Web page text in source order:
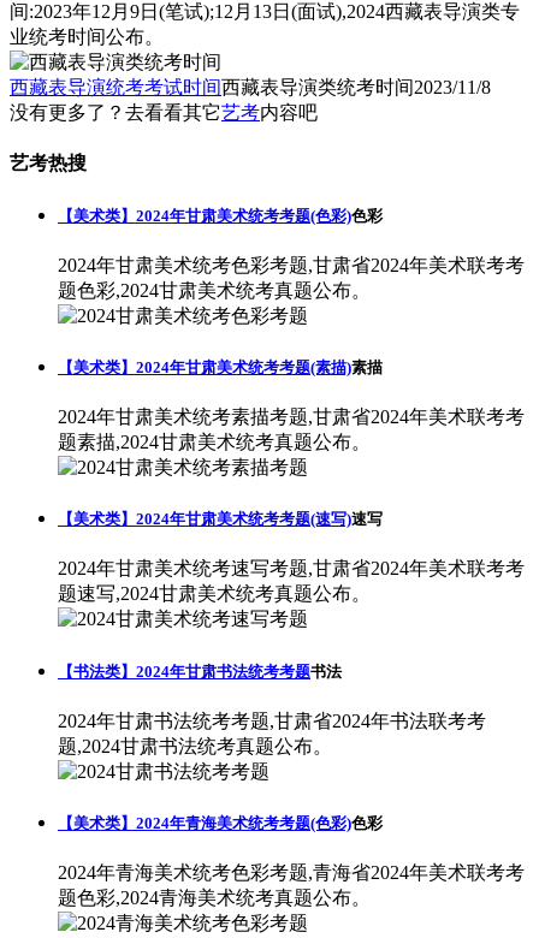
间:2023年12月9日(笔试);12月13日(面试),2024西藏表导演类专
业统考时间公布。
西藏表导演统考考试时间西藏表导演类统考时间2023/11/8
没有更多了？去看看其它艺考内容吧
艺考热搜
【美术类】2024年甘肃美术统考考题(色彩)色彩
2024年甘肃美术统考色彩考题,甘肃省2024年美术联考考
题色彩,2024甘肃美术统考真题公布。
【美术类】2024年甘肃美术统考考题(素描)素描
2024年甘肃美术统考素描考题,甘肃省2024年美术联考考
题素描,2024甘肃美术统考真题公布。
【美术类】2024年甘肃美术统考考题(速写)速写
2024年甘肃美术统考速写考题,甘肃省2024年美术联考考
题速写,2024甘肃美术统考真题公布。
【书法类】2024年甘肃书法统考考题书法
2024年甘肃书法统考考题,甘肃省2024年书法联考考
题,2024甘肃书法统考真题公布。
【美术类】2024年青海美术统考考题(色彩)色彩
2024年青海美术统考色彩考题,青海省2024年美术联考考
题色彩,2024青海美术统考真题公布。